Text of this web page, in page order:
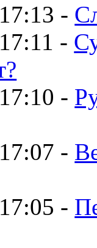
-
-
-
-
-